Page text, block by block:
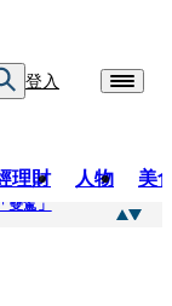
登入
理財 人物 美
駕」